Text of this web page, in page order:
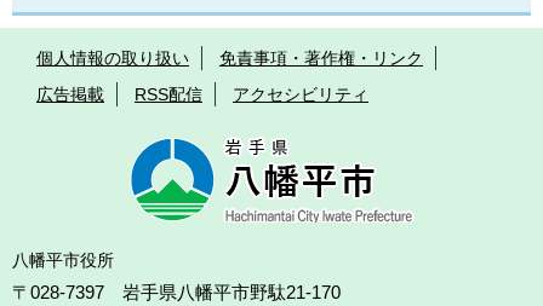
個人情報の取り扱い
免責事項・著作権・リンク
広告掲載
RSS配信 アクセシビリティ
八幡平市役所
〒028-7397 岩手県八幡平市野駄21-170